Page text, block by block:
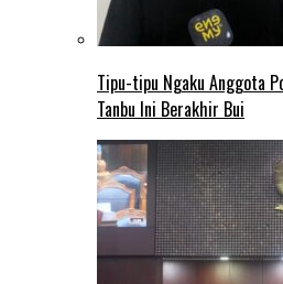
Tipu-tipu Ngaku Anggota
Tanbu Ini Berakhir Bui